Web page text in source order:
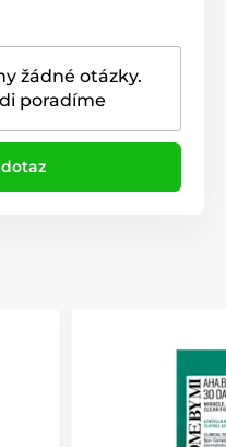
žádné otázky.
poradíme